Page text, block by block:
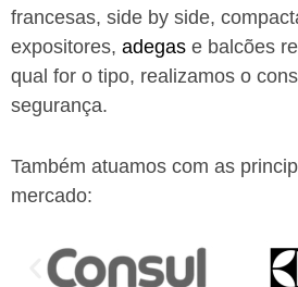
francesas, side by side,
expositores, adegas e balcões
qual for o tipo, realizamos o
segurança.
Também atuamos com as
mercado: